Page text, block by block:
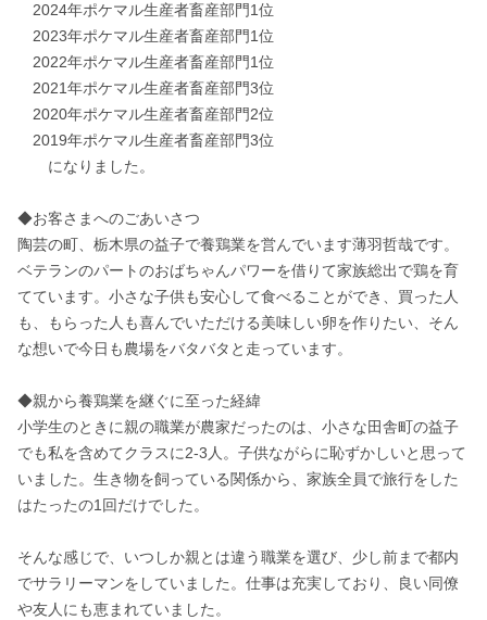
2024年ポケマル生産者畜産部門1位
2023年ポケマル生産者畜産部門1位
2022年ポケマル生産者畜産部門1位
2021年ポケマル生産者畜産部門3位
2020年ポケマル生産者畜産部門2位
2019年ポケマル生産者畜産部門3位
になりました。
◆お客さまへのごあいさつ
陶芸の町、栃木県の益子で養鶏業を営んでいます薄羽哲哉です。
ベテランのパートのおばちゃんパワーを借りて家族総出で鶏を育
てています。小さな子供も安心して食べることができ、買った人
も、もらった人も喜んでいただける美味しい卵を作りたい、そん
な想いで今日も農場をバタバタと走っています。
◆親から養鶏業を継ぐに至った経緯
小学生のときに親の職業が農家だったのは、小さな田舎町の益子
でも私を含めてクラスに2-3人。子供ながらに恥ずかしいと思って
いました。生き物を飼っている関係から、家族全員で旅行をした
はたったの1回だけでした。
そんな感じで、いつしか親とは違う職業を選び、少し前まで都内
でサラリーマンをしていました。仕事は充実しており、良い同僚
や友人にも恵まれていました。